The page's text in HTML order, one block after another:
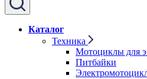
Каталог
Техника
Мотоциклы для
Питбайки